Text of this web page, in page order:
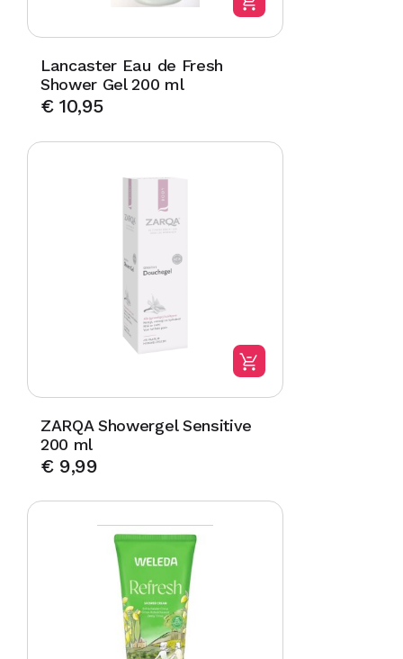
Lancaster Eau de Fresh
Shower Gel 200 ml
€10,95
ZARQA Showergel Sensitive
200 ml
€9,99